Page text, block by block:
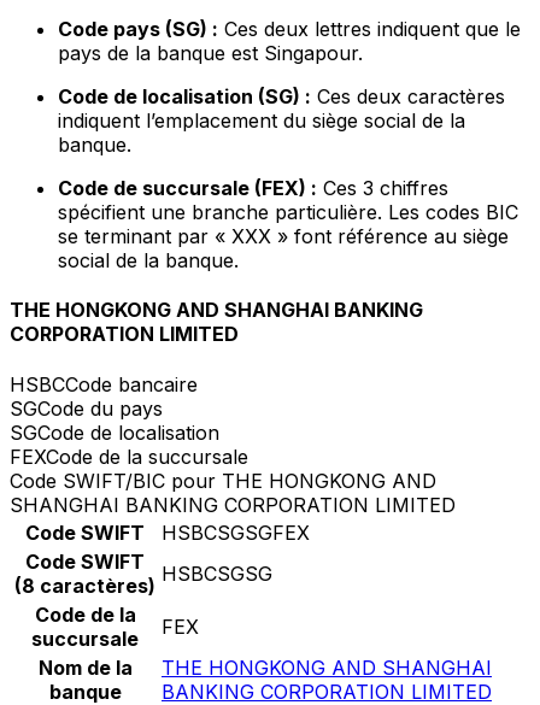
Code pays (SG) : Ces deux lettres indiquent que le
pays de la banque est Singapour.
Code de localisation (SG) : Ces deux caractères
indiquent l’emplacement du siège social de la
banque.
Code de succursale (FEX) : Ces 3 chiffres
spécifient une branche particulière. Les codes BIC
se terminant par « XXX » font référence au siège
social de la banque.
THE HONGKONG AND SHANGHAI BANKING
CORPORATION LIMITED
HSBCCode bancaire
SGCode du pays
SGCode de localisation
FEXCode de la succursale
Code SWIFT/BIC pour THE HONGKONG AND
SHANGHAI BANKING CORPORATION LIMITED
Code SWIFT
HSBCSGSGFEX
Code SWIFT
(8 caractères) HSBCSGSG
Code de la
succursale
FEX
Nom de la
banque
THE HONGKONG AND SHANGHAI
BANKING CORPORATION LIMITED